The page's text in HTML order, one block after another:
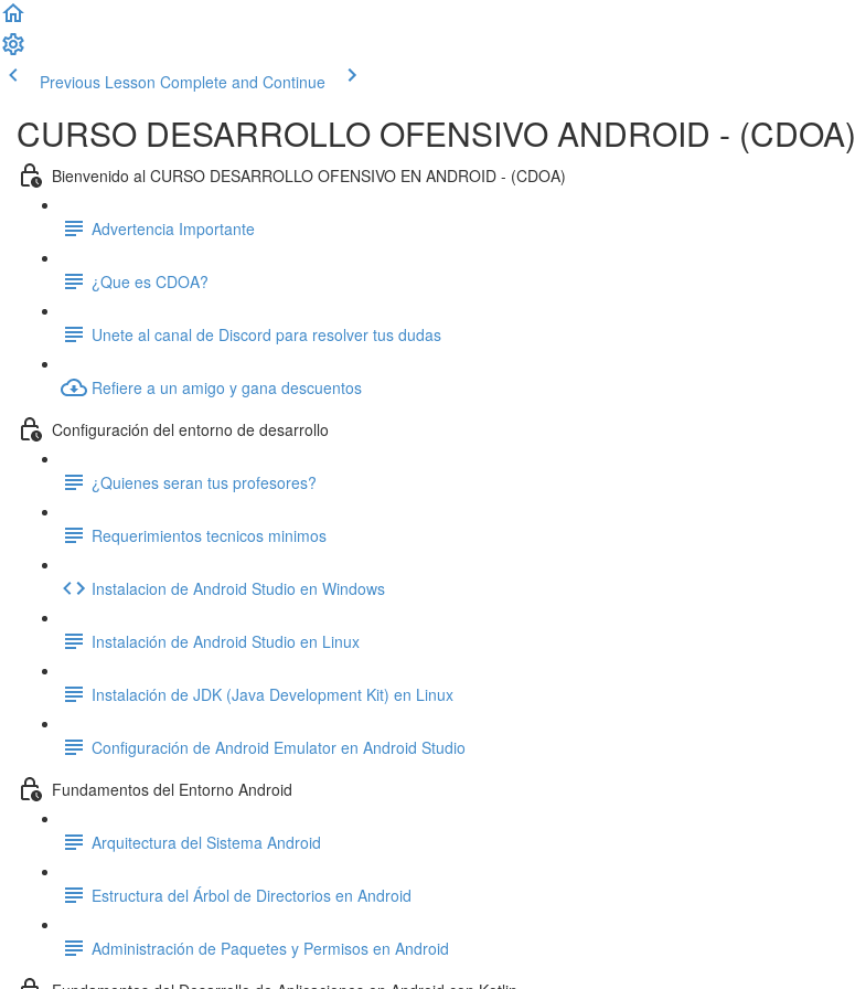
Previous Lesson Complete and Continue
CURSO DESARROLLO OFENSIVO ANDROID - (CDOA)
Bienvenido al CURSO DESARROLLO OFENSIVO EN ANDROID - (CDOA)
Advertencia Importante
¿Que es CDOA?
Unete al canal de Discord para resolver tus dudas
Refiere a un amigo y gana descuentos
Configuración del entorno de desarrollo
¿Quienes seran tus profesores?
Requerimientos tecnicos minimos
Instalacion de Android Studio en Windows
Instalación de Android Studio en Linux
Instalación de JDK (Java Development Kit) en Linux
Configuración de Android Emulator en Android Studio
Fundamentos del Entorno Android
Arquitectura del Sistema Android
Estructura del Árbol de Directorios en Android
Administración de Paquetes y Permisos en Android